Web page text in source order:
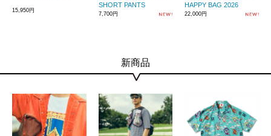
15,950円
SHORT PANTS
7,700円
HAPPY BAG 2026
22,000円
新商品